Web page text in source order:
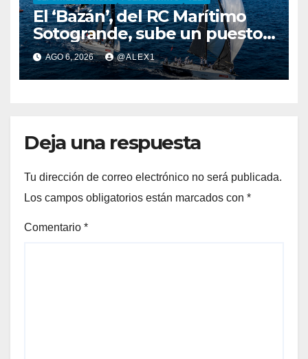
El ‘Bazán’, del RC Marítimo
Sotogrande, sube un puesto
en la general de la Clase ORC
A de la 44ª Copa del Rey
Mapfre
AGO 6, 2026 @ALEX1
Deja una respuesta
Tu dirección de correo electrónico no será publicada.
Los campos obligatorios están marcados con *
Comentario *